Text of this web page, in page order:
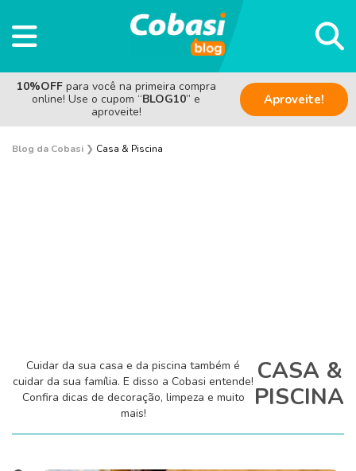
10%OFF para você na primeira compra
online! Use o cupom “BLOG10” e
aproveite!
Aproveite!
Blog da Cobasi ❯ Casa & Piscina
Cachorro
Gato
Cuidar da sua casa e da piscina também é
cuidar da sua família. E disso a Cobasi entende!
Confira dicas de decoração, limpeza e muito
mais!
CASA &
PISCINA